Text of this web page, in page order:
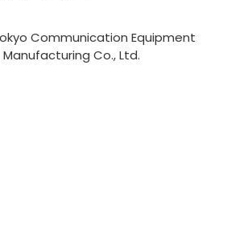
Communication Equipment
Manufacturing Co., Ltd.